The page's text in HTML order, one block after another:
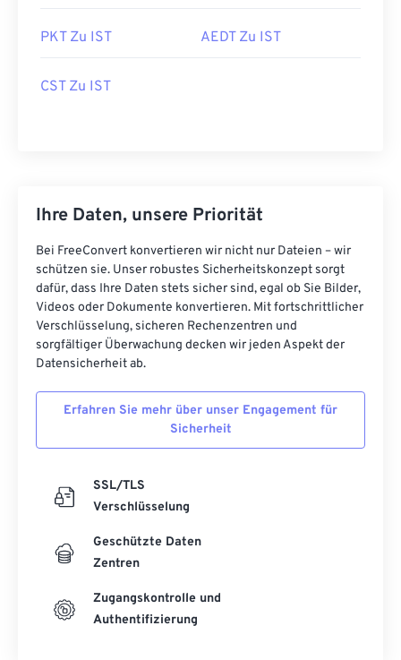
PKT Zu IST AEDT Zu IST
CST Zu IST
Ihre Daten, unsere Priorität
Bei FreeConvert konvertieren wir nicht nur Dateien – wir
schützen sie. Unser robustes Sicherheitskonzept sorgt
dafür, dass Ihre Daten stets sicher sind, egal ob Sie Bilder,
Videos oder Dokumente konvertieren. Mit fortschrittlicher
Verschlüsselung, sicheren Rechenzentren und
sorgfältiger Überwachung decken wir jeden Aspekt der
Datensicherheit ab.
Erfahren Sie mehr über unser Engagement für
Sicherheit
SSL/TLS
Verschlüsselung
Geschützte Daten
Zentren
Zugangskontrolle und
Authentifizierung